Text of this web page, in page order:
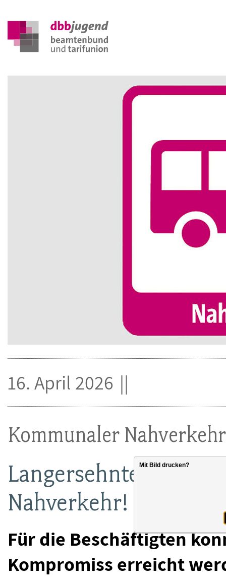
Kommunaler
Langersehnter
Nahverkehr!
Für die Beschäftigten
Kompromiss erreicht
16. April 2026
Mit Bild drucken?